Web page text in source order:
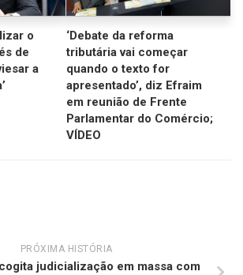
o
de
a
‘Debate da reforma
tributária vai começar
quando o texto for
apresentado’, diz Efraim
em reunião de Frente
Parlamentar do Comércio;
VÍDEO
PRÓXIMA HISTÓRIA
judicialização em massa com